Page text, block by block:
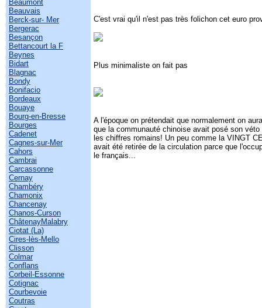
Beaumont
Beauvais
Berck-sur- Mer
Bergerac
Besançon
Bettancourt la F
Beynes
Bidart
Blagnac
Bondy
Bonifacio
Bordeaux
Bouaye
Bourg-en-Bresse
Bourges
Cadenet
Cagnes-sur-Mer
Cahors
Cambrai
Carcassonne
Cernay
Chambéry
Chamonix
Chancenay
Chanos-Curson
ChâtenayMalabry
Ciotat (La)
Cires-lès-Mello
Clisson
Colmar
Conflans
Corbeil-Essonne
Cotignac
Courbevoie
Coutras
C'est vrai qu'il n'est pas très folichon cet euro
Plus minimaliste on fait pas
A l'époque on prétendait que normalement on
que la communauté chinoise avait posé son
les chiffres romains! Un peu comme la VINGT
avait été retirée de la circulation parce que
le français...